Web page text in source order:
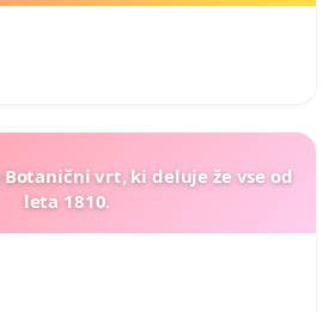
vrt, ki deluje že vse od
leta 1810.